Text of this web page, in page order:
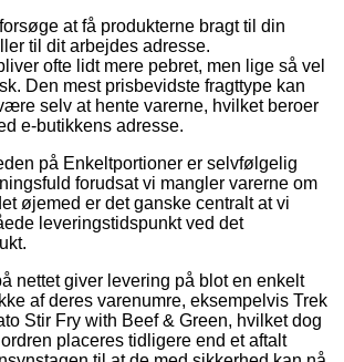
at få produkterne bragt til din
til dit arbejdes adresse.
ofte lidt mere pebret, men lige så vel
Den mest prisbevidste fragttype kan
selv at hente varerne, hvilket beroer
e-butikkens adresse.
på Enkeltportioner er selvfølgelig
forudsat vi mangler varerne om
øjemed er det ganske centralt at vi
leveringstidspunkt ved det
nettet giver levering på blot en enkelt
af deres varenumre, eksempelvis Trek
Stir Fry with Beef & Green, hvilket dog
placeres tidligere end et aftalt